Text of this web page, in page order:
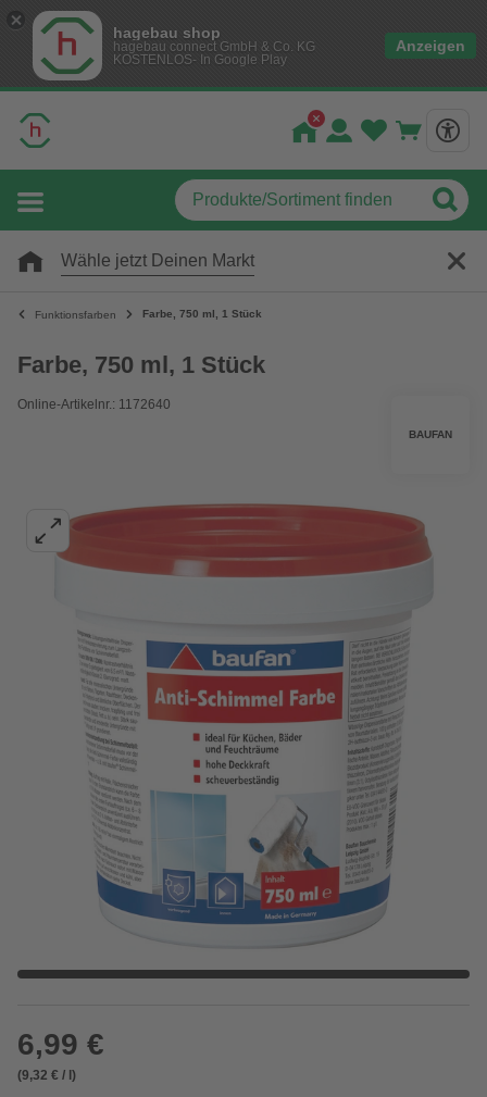
hagebau shop
hagebau connect GmbH & Co. KG
KOSTENLOS- In Google Play
Anzeigen
Wähle jetzt Deinen Markt
Funktionsfarben Farbe, 750 ml, 1 Stück
Farbe, 750 ml, 1 Stück
Online-Artikelnr.: 1172640
BAUFAN
6,99 €
(9,32 € / l)